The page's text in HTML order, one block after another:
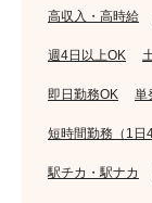
高収入・高時給
週4日以上OK
即日勤務OK 単
短時間勤務（1日
駅チカ・駅ナカ